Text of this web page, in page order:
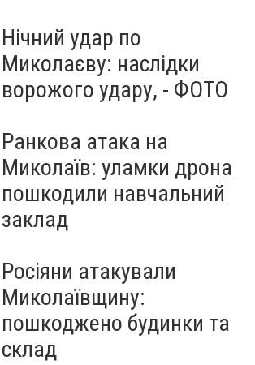
Нічний удар по
Миколаєву: наслідки
ворожого удару, - ФОТО
Ранкова атака на
Миколаїв: уламки дрона
пошкодили навчальний
заклад
Росіяни атакували
Миколаївщину:
пошкоджено будинки та
склад